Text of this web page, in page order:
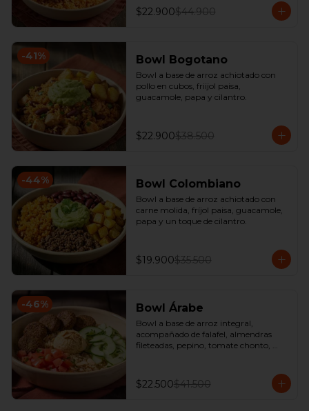
$22.900$44.900
-41% Bowl Bogotano
Bowl a base de arroz achiotado con
pollo en cubos, friijol paisa,
guacamole, papa y cilantro.
$22.900$38.500
-44% Bowl Colombiano
Bowl a base de arroz achiotado con
carne molida, fríjol paisa, guacamole,
papa y un toque de cilantro.
$19.900$35.500
-46% Bowl Árabe
Bowl a base de arroz integral,
acompañado de falafel, almendras
fileteadas, pepino, tomate chonto,
$22.500$41.500